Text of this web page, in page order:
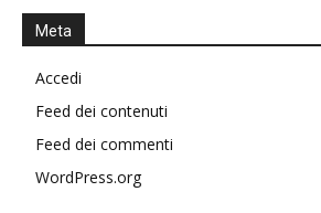
Meta
Accedi
Feed dei contenuti
Feed dei commenti
WordPress.org